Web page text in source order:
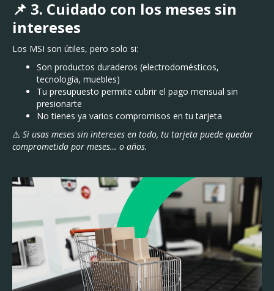
📌 3. Cuidado con los meses sin
intereses
Los MSI son útiles, pero solo si:
Son productos duraderos (electrodomésticos,
tecnología, muebles)
Tu presupuesto permite cubrir el pago mensual sin
presionarte
No tienes ya varios compromisos en tu tarjeta
⚠️ Si usas meses sin intereses en todo, tu tarjeta puede quedar
comprometida por meses… o años.